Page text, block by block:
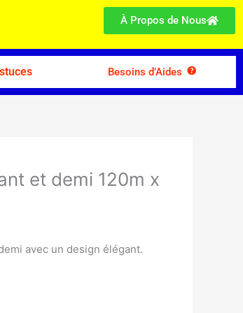
À Propos de Nous
Besoins d’Aides
et demi 120m x
avec un design élégant.